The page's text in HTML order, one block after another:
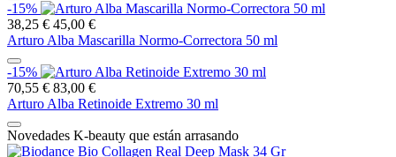
-15%
38,25 € 45,00 €
Arturo Alba Mascarilla Normo-Correctora 50 ml
-15%
70,55 € 83,00 €
Arturo Alba Retinoide Extremo 30 ml
Novedades K-beauty que están arrasando